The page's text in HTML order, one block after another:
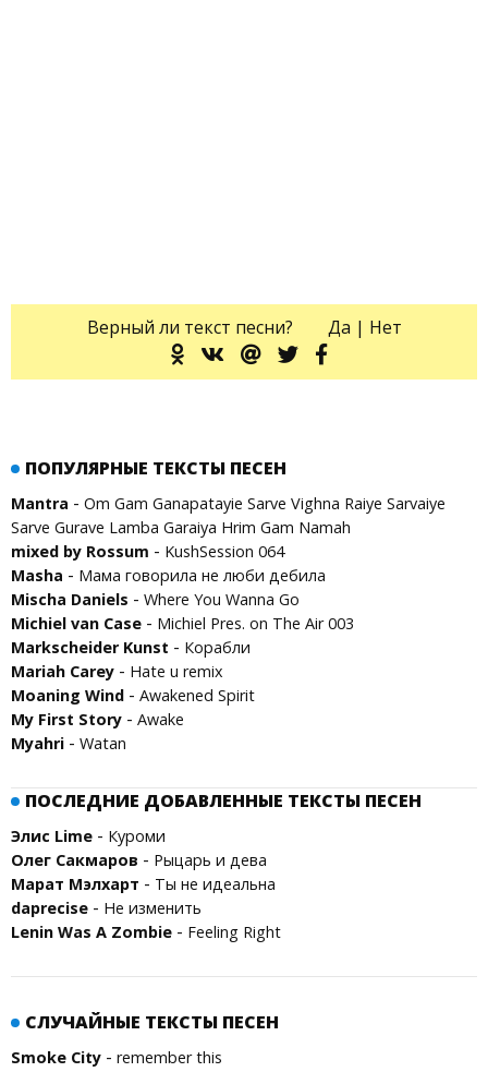
Верный ли текст песни? Да | Нет
ПОПУЛЯРНЫЕ ТЕКСТЫ ПЕСЕН
Mantra - Om Gam Ganapatayie Sarve Vighna Raiye Sarvaiye
Sarve Gurave Lamba Garaiya Hrim Gam Namah
mixed by Rossum - KushSession 064
Masha - Мама говорила не люби дебила
Mischa Daniels - Where You Wanna Go
Michiel van Case - Michiel Pres. on The Air 003
Marksсheider Kunst - Корабли
Mariah Carey - Hate u remix
Moaning Wind - Awakened Spirit
My First Story - Awake
Myahri - Watan
ПОСЛЕДНИЕ ДОБАВЛЕННЫЕ ТЕКСТЫ ПЕСЕН
Элис Lime - Куроми
Олег Сакмаров - Рыцарь и дева
Марат Мэлхарт - Ты не идеальна
daprecise - Не изменить
Lenin Was A Zombie - Feeling Right
СЛУЧАЙНЫЕ ТЕКСТЫ ПЕСЕН
Smoke City - remember this